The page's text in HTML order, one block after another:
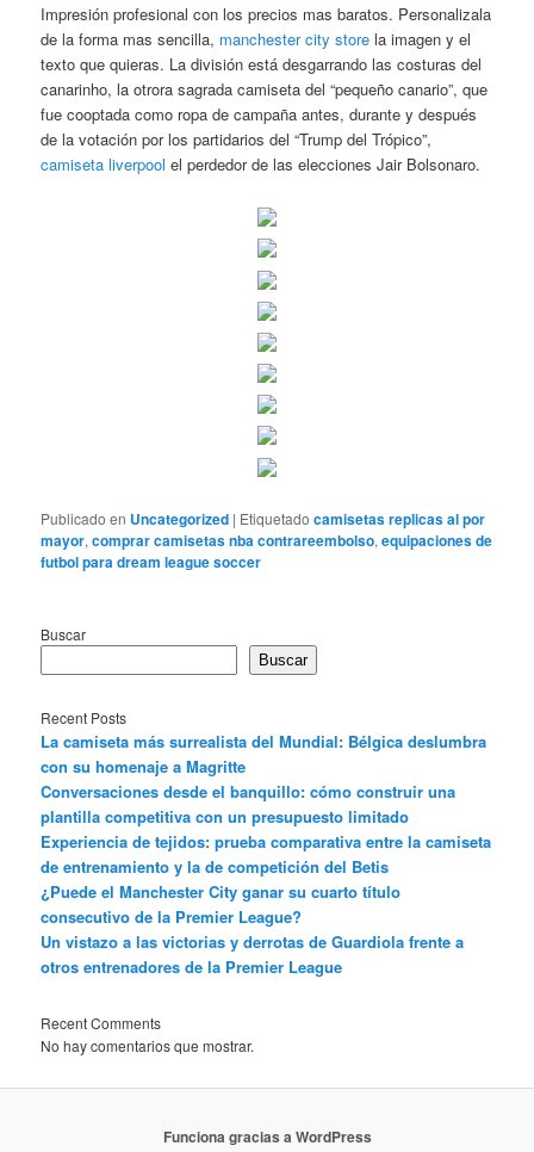
Impresión profesional con los precios mas baratos. Personalizala
de la forma mas sencilla, manchester city store la imagen y el
texto que quieras. La división está desgarrando las costuras del
canarinho, la otrora sagrada camiseta del “pequeño canario”, que
fue cooptada como ropa de campaña antes, durante y después
de la votación por los partidarios del “Trump del Trópico”,
camiseta liverpool el perdedor de las elecciones Jair Bolsonaro.
Publicado en Uncategorized | Etiquetado camisetas replicas al por
mayor,comprar camisetas nba contrareembolso,equipaciones de
futbol para dream league soccer
Buscar
Buscar
Recent Posts
La camiseta más surrealista del Mundial: Bélgica deslumbra
con su homenaje a Magritte
Conversaciones desde el banquillo: cómo construir una
plantilla competitiva con un presupuesto limitado
Experiencia de tejidos: prueba comparativa entre la camiseta
de entrenamiento y la de competición del Betis
¿Puede el Manchester City ganar su cuarto título
consecutivo de la Premier League?
Un vistazo a las victorias y derrotas de Guardiola frente a
otros entrenadores de la Premier League
Recent Comments
No hay comentarios que mostrar.
Funciona gracias a WordPress